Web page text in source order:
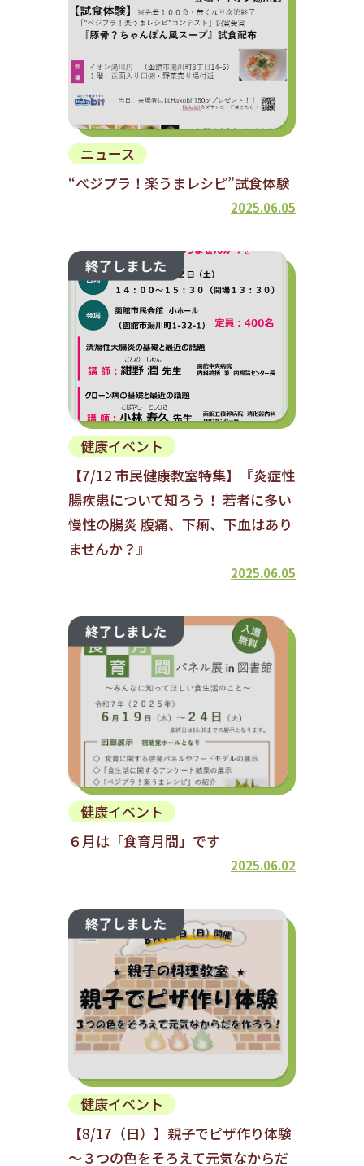
ニュース
“べジプラ！楽うまレシピ”試食体験
2025.06.05
健康イベント
【7/12 市民健康教室特集】『炎症性
腸疾患について知ろう！ 若者に多い
慢性の腸炎 腹痛、下痢、下血はあり
ませんか？』
2025.06.05
健康イベント
６月は「食育月間」です
2025.06.02
健康イベント
【8/17（日）】親子でピザ作り体験
～３つの色をそろえて元気なからだ